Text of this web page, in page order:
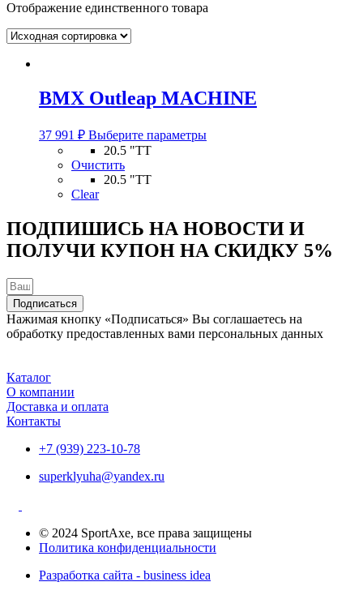
Отображение единственного товара
BMX Outleap MACHINE
37 991 ₽ Выберите параметрыЭтот
можно
выбрать
на
20.5 "TT
Очистить
20.5 "TT
Clear
ПОДПИШИСЬ НА НОВОСТИ И
ПОЛУЧИ КУПОН НА СКИДКУ 5%
Подписаться
Нажимая кнопку «Подписаться» Вы соглашаетесь на
обработку предоставленных вами персональных данных
Каталог
О компании
Доставка и оплата
Контакты
+7 (939) 223-10-78
superklyuha@yandex.ru
© 2024 SportAxe, все права защищены
Политика конфиденциальности
Разработка сайта - business idea